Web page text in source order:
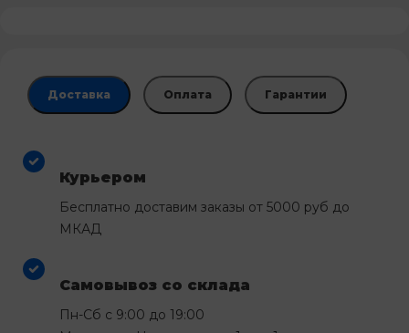
Доставка Оплата Гарантии
Курьером
Бесплатно доставим заказы от 5000 руб до
МКАД
Самовывоз со склада
Пн-Сб с 9:00 до 19:00